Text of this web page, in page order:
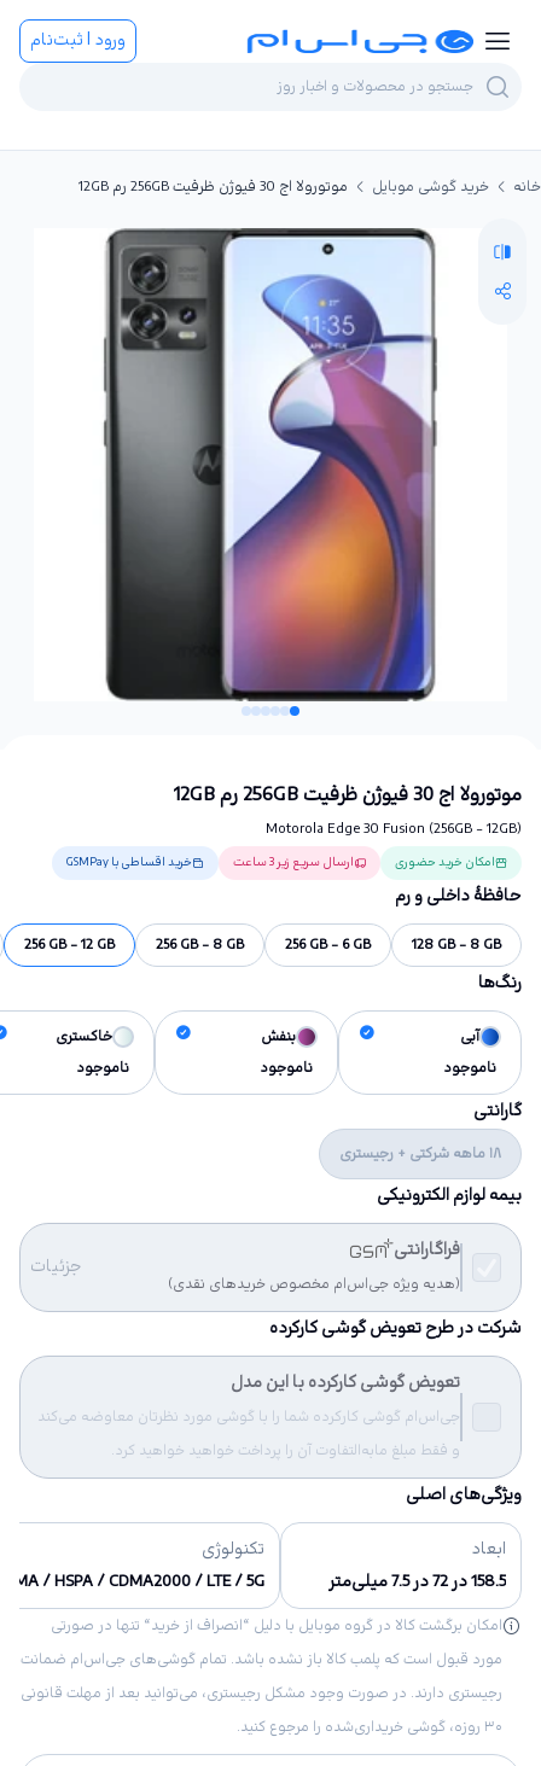
ورود | ثبت‌نام
خانه خرید گوشی موبایل موتورولا اج 30 فیوژن ظرفیت 256GB رم 12GB
موتورولا اج 30 فیوژن ظرفیت 256GB رم 12GB
Motorola Edge 30 Fusion (256GB - 12GB)
امکان خرید حضوری ارسال سریع زیر 3 ساعت خرید اقساطی با GSMPay
حافظهٔ داخلی و رم
128 GB - 8 GB
256 GB - 6 GB
256 GB - 8 GB
256 GB - 12 GB
رنگ‌ها
آبی
ناموجود
بنفش
ناموجود
خاکستری
ناموجود
گارانتی
18 ماهه شرکتی + رجیستری
بیمه لوازم الکترونیکی
فراگارانتی
(هدیه ویژه جی‌اس‌ام مخصوص خریدهای نقدی)
جزئیات
شرکت در طرح تعویض گوشی کارکرده
تعویض گوشی کارکرده با این مدل
جی‌اس‌ام گوشی کارکرده شما را با گوشی مورد نظرتان معاوضه می‌کند
و فقط مبلغ مابه‌التفاوت آن را پرداخت خواهید خواهید کرد.
ویژگی‌های اصلی
ابعاد
158.5 در 72 در 7.5 میلی‌متر
تکنولوژی
/ HSPA / CDMA2000 / LTE / 5G
امکان برگشت کالا در گروه موبایل با دلیل “انصراف از خرید“ تنها در صورتی
مورد قبول است که پلمب کالا باز نشده باشد. تمام گوشی‌های جی‌اس‌ام ضمانت
رجیستری دارند. در صورت وجود مشکل رجیستری، می‌توانید بعد از مهلت قانونی
۳۰ روزه، گوشی خریداری‌شده را مرجوع کنید.